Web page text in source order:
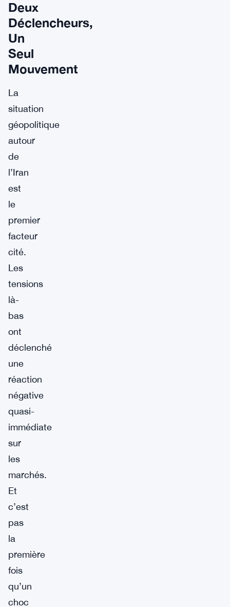
Deux
Déclencheurs,
Un
Seul
Mouvement
La
situation
géopolitique
autour
de
l’Iran
est
le
premier
facteur
cité.
Les
tensions
là-
bas
ont
déclenché
une
réaction
négative
quasi-
immédiate
sur
les
marchés.
Et
c’est
pas
la
première
fois
qu’un
choc